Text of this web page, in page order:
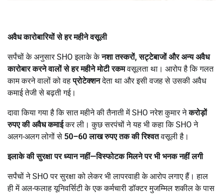
अवैध कारोबारियों से हर महीने वसूली
सर्पंचों के अनुसार SHO इलाके केनशा तस्करों,सट्टेबाजों और अन्य अवैध
कारोबार करने वालों से हर महीने मोटी रकमवसूलता था। आरोप है कि गलत
काम करने वालों को वहप्रोटेक्शनदेता था और इसी वजह से उसकी अवैध
कमाई तेजी से बढ़ती गई।
दावा किया गया है कि सात महीने की तैनाती में SHO नरेश कुमार नेकरोड़ों
रुपए की अवैध कमाईकर ली। कुछ सरपंचों ने यह भी कहा कि SHO ने
अलग-अलग लोगों से 50–60लाख रुपए तक की रिश्वतवसूली है।
इलाके की सुरक्षा पर ध्यान नहीं—विस्फोटक मिलने पर भी भनक नहीं लगी
सर्पंचों ने SHO पर सुरक्षा को लेकर भी लापरवाही के आरोप लगाए हैं। हाल
ही में अल-फलाह यूनिवर्सिटी के एक कर्मचारी डॉक्टर मुजम्मिल शकील के पास